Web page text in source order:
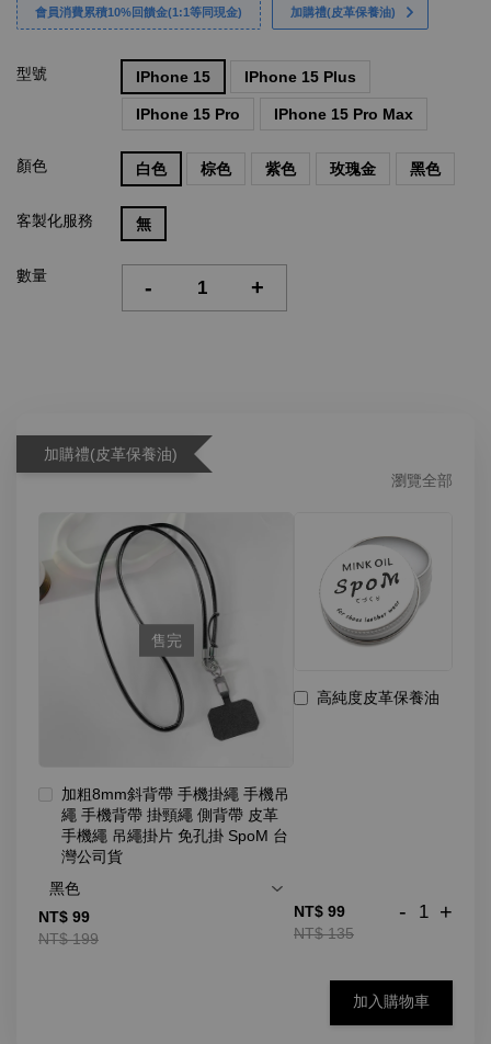
會員消費累積10%回饋金(1:1等同現金) 加購禮(皮革保養油)
型號 IPhone 15 IPhone 15 Plus
IPhone 15 Pro IPhone 15 Pro Max
顏色 白色 棕色 紫色 玫瑰金 黑色
客製化服務 無
數量 - +
加購禮(皮革保養油)
瀏覽全部
售完
加粗8mm斜背帶 手機掛繩 手機吊
繩 手機背帶 掛頸繩 側背帶 皮革
手機繩 吊繩掛片 免孔掛 SpoM 台
灣公司貨
NT$ 99
NT$ 199
高純度皮革保養油
NT$ 99
NT$ 135
- +
加入購物車